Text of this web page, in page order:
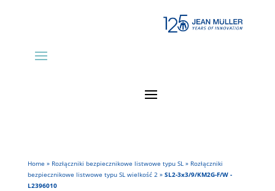
Home » Rozłączniki bezpiecznikowe listwowe typu SL» Rozłączniki
bezpiecznikowe listwowe typu SL wielkość 2» SL2-3x3/9/KM2G-F/W -
L2396010